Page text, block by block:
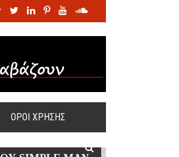
νηπίων της Σάντας
ΟΡΟΙ ΧΡΗΣΗΣ